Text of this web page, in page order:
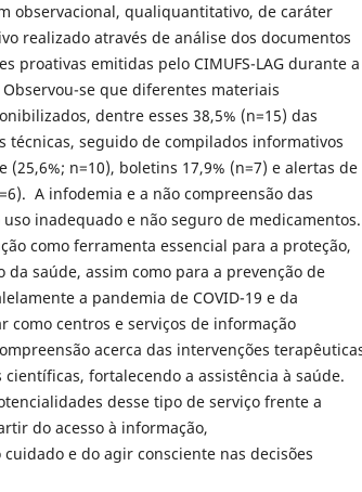
observacional, qualiquantitativo, de caráter
realizado através de análise dos documentos
proativas emitidas pelo CIMUFS-LAG durante a
Observou-se que diferentes materiais
dentre esses 38,5% (n=15) das
técnicas, seguido de compilados informativos
(25,6%; n=10), boletins 17,9% (n=7) e alertas de
A infodemia e a não compreensão das
inadequado e não seguro de medicamentos.
como ferramenta essencial para a proteção,
da saúde, assim como para a prevenção de
a pandemia de COVID-19 e da
como centros e serviços de informação
acerca das intervenções
científicas, fortalecendo a assistência à saúde.
desse tipo de serviço frente a
do acesso à informação,
e do agir consciente nas decisões